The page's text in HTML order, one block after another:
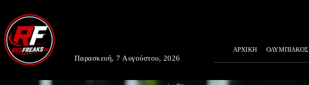
Παρασκευή, 7 Αυγούστου, 2026
ΑΡΧΙΚΗ ΟΛΥΜΠΙΑΚΟΣ